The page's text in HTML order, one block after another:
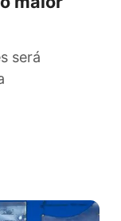
o maior
será